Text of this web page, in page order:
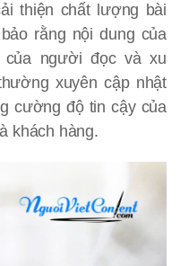
thiện chất lượng bài
rằng nội dung của
người đọc và xu
xuyên cập nhật
cường độ tin cậy của
khách hàng.